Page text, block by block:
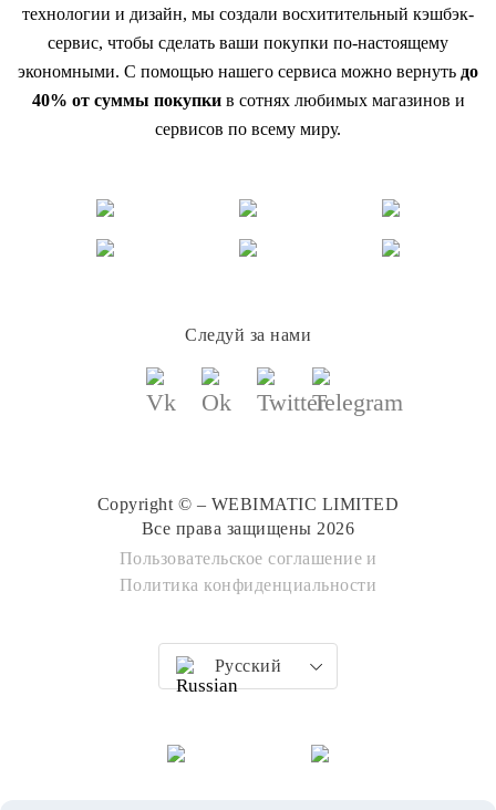
технологии и дизайн, мы создали восхитительный кэшбэк-
сервис, чтобы сделать ваши покупки по-настоящему
экономными. С помощью нашего сервиса можно вернуть до
40% от суммы покупкив сотнях любимых магазинов и
сервисов по всему миру.
Следуй за нами
Copyright © – WEBIMATIC LIMITED
Все права защищены 2026
Пользовательское соглашение и
Политика конфиденциальности
Русский